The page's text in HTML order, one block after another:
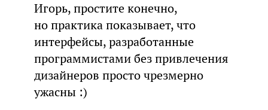
Игорь, простите конечно,
но практика показывает, что
интерфейсы, разработанные
программистами без привлечения
дизайнеров просто чрезмерно
ужасны :)